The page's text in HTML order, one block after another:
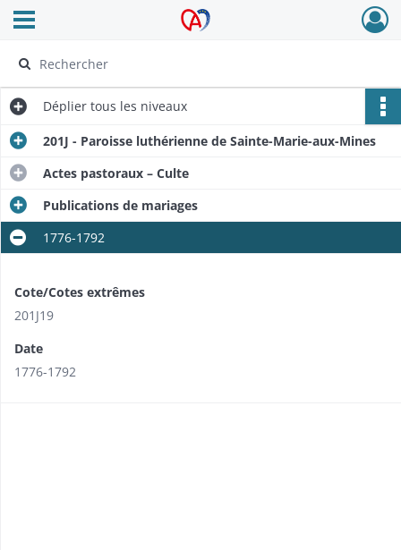
Archives Alsace - Colmar
Ouvrir le menu déroulant
Déplier tous les niveaux
201J - Paroisse luthérienne de Sainte-Marie-aux-Mines
Actes pastoraux – Culte
Publications de mariages
1776-1792
Cote/Cotes extrêmes
201J19
Date
1776-1792